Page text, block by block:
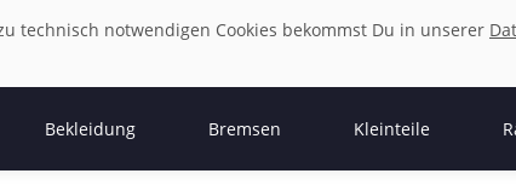
technisch notwendigen Cookies bekommst Du in unserer
Bekleidung Bremsen Kleinteile